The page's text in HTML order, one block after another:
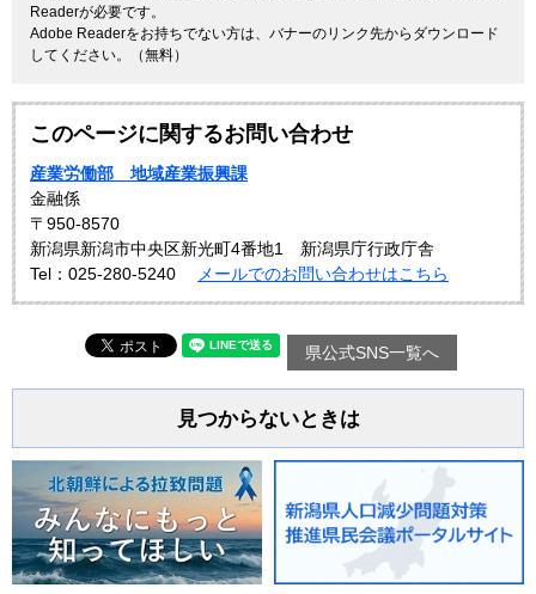
Readerが必要です。
Adobe Readerをお持ちでない方は、バナーのリンク先からダウンロード
してください。（無料）
このページに関するお問い合わせ
産業労働部 地域産業振興課
金融係
〒950-8570
新潟県新潟市中央区新光町4番地1 新潟県庁行政庁舎
Tel：025-280-5240
メールでのお問い合わせはこちら
県公式SNS一覧へ
見つからないときは